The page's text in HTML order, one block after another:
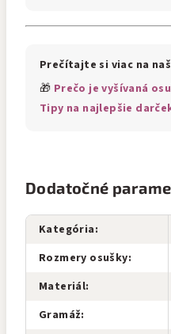
Prečítajte si viac na
🎁 Prečo je vyšívaná
Tipy na najlepšie
Dodatočné
Kategória:
Rozmery osušky:
Materiál:
Gramáž: